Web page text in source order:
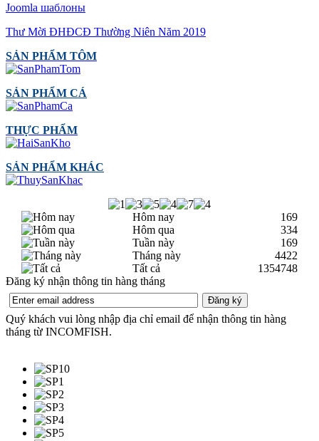
Joomla шаблоны
Thư Mời ĐHĐCĐ Thường Niên Năm 2019
SẢN PHẨM TÔM
SẢN PHẨM CÁ
THỰC PHẨM
SẢN PHẨM KHÁC
Hôm nay
169
Hôm qua
334
Tuần này
169
Tháng này
4422
Tất cả
1354748
Đăng ký nhận thông tin hàng tháng
Quý khách vui lòng nhập địa chỉ email để nhận thông tin hàng
tháng từ INCOMFISH.